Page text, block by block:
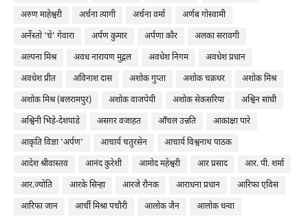
अरुण माहेश्वरी
अर्चना त्यागी अर्चना वर्मा
अर्णब गोस्वामी
अर्नेस्तो ‘चे’ गेवारा
अर्पण कुमार अर्पणा कौर
अलका सरावगी
अल्पना मिश्र
अवध नारायण मुद्गल अवधेश निगम
अवधेश प्रधान
अवधेश प्रीत
अविनाश दास अशोक गुप्ता अशोक चक्रधर
अशोक मिश्र
अशोक मिश्र (बलरामपुर)
अशोक वाजपेयी अशोक सेकसरिया
अश्विन सांघी
अश्विनी भिड़े-देशपांडे
असग़र वजाहत आँचल उन्नति
आकांक्षा पारे
आकृति विज्ञा 'अर्पण'
आचार्य चतुरसेन
आचार्य विश्वनाथ पाठक
आदेश श्रीवास्तव
आनंद कुरेशी आमोद महेश्वरी आर प्रसाद
आर. पी. शर्मा
आर.ज्योति
आरके सिन्हा आरजे रौनक आराधना प्रधान
आरिफा एविस
आरिफा जान
आर्ची मिश्रा पचौरी आलोक जैन
आलोक धन्वा